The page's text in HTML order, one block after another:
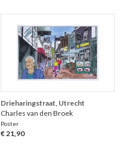
Drieharingstraat, Utrecht
Charles van den Broek
Poster
€ 21,90